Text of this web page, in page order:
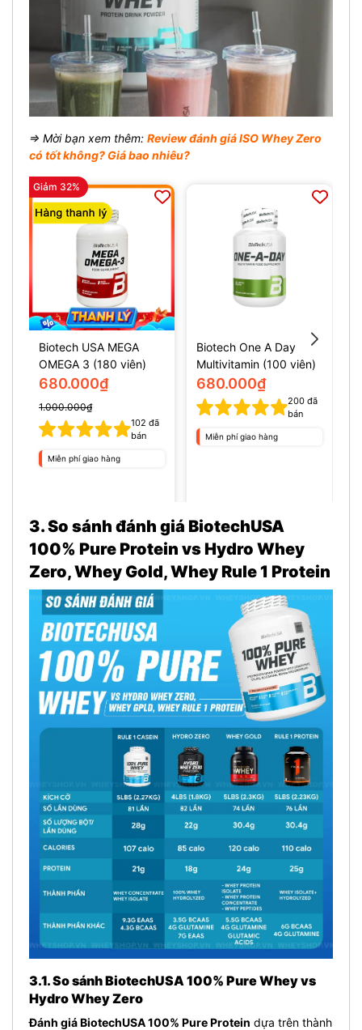
⇒ Mời bạn xem thêm: Review đánh giá ISO Whey Zero
có tốt không? Giá bao nhiêu?
Giảm 32%
Biotech USA MEGA
OMEGA 3 (180 viên)
680.000₫
1.000.000₫
102 đã
bán
Miễn phí giao hàng
Biotech One A Day
Multivitamin (100 viên)
680.000₫
200 đã
bán
Miễn phí giao hàng
3. So sánh đánh giá BiotechUSA
100% Pure Protein vs Hydro Whey
Zero, Whey Gold, Whey Rule 1 Protein
3.1. So sánh BiotechUSA 100% Pure Whey vs
Hydro Whey Zero
Đánh giá BiotechUSA 100% Pure Protein dựa trên thành